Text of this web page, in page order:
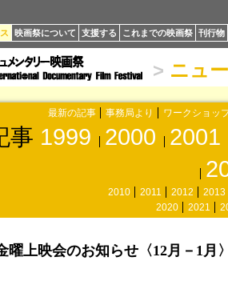
映画祭について 支援する これまでの映画祭 刊行物
> ニュ
最新の記事 事務局より ワークショッ
事 1999 2000 2001
2010 2011 2012
2013
2020
2021
曜上映会のお知らせ〈12月－1月